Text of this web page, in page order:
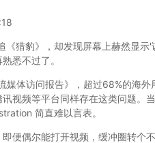
《猎豹》，却发现屏幕上赫然显
悉不过了。
媒体访问报告》，超过68%的海
视频等平台同样存在这类问题。
简直难以言表。
即便偶尔能打开视频，缓冲圈转个